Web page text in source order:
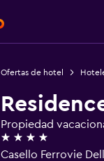
Ofertas de hotel
Propiedad
4 estrellas
Casello Ferrovie